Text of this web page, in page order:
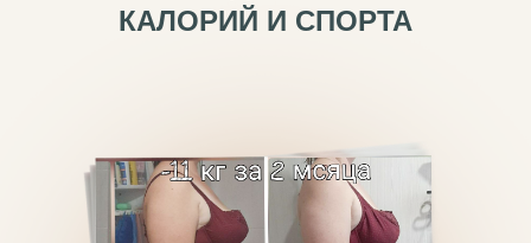
КАЛОРИЙ И СПОРТА